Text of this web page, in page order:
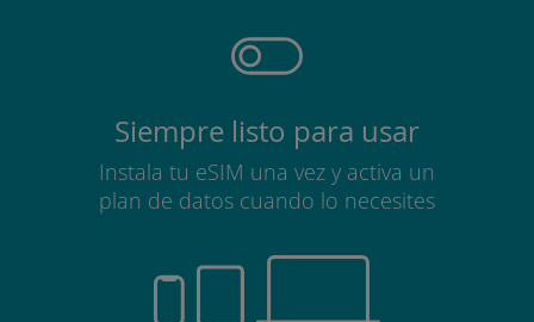
Siempre listo para usar
Instala tu eSIM una vez y activa un
plan de datos cuando lo necesites